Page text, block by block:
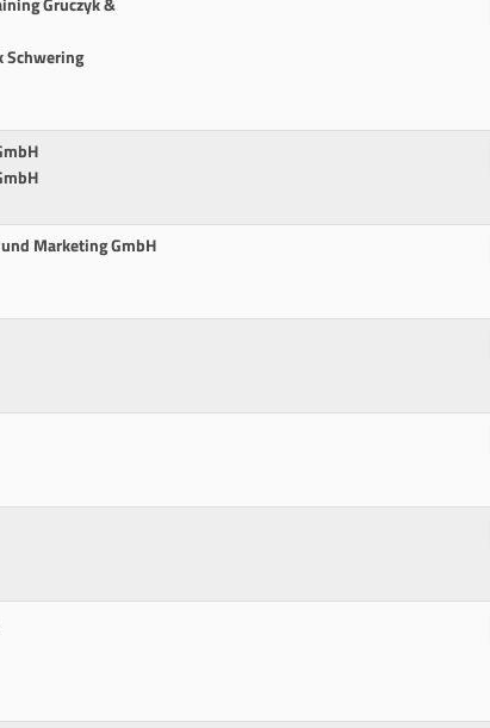
Schwering
Marketing GmbH